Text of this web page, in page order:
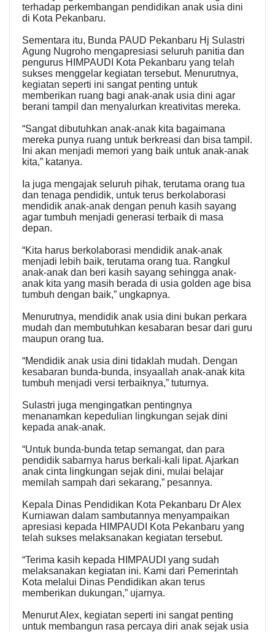
terhadap perkembangan pendidikan anak usia dini
di Kota Pekanbaru.
Sementara itu, Bunda PAUD Pekanbaru Hj Sulastri
Agung Nugroho mengapresiasi seluruh panitia dan
pengurus HIMPAUDI Kota Pekanbaru yang telah
sukses menggelar kegiatan tersebut. Menurutnya,
kegiatan seperti ini sangat penting untuk
memberikan ruang bagi anak-anak usia dini agar
berani tampil dan menyalurkan kreativitas mereka.
“Sangat dibutuhkan anak-anak kita bagaimana
mereka punya ruang untuk berkreasi dan bisa tampil.
Ini akan menjadi memori yang baik untuk anak-anak
kita,” katanya.
Ia juga mengajak seluruh pihak, terutama orang tua
dan tenaga pendidik, untuk terus berkolaborasi
mendidik anak-anak dengan penuh kasih sayang
agar tumbuh menjadi generasi terbaik di masa
depan.
“Kita harus berkolaborasi mendidik anak-anak
menjadi lebih baik, terutama orang tua. Rangkul
anak-anak dan beri kasih sayang sehingga anak-
anak kita yang masih berada di usia golden age bisa
tumbuh dengan baik,” ungkapnya.
Menurutnya, mendidik anak usia dini bukan perkara
mudah dan membutuhkan kesabaran besar dari guru
maupun orang tua.
“Mendidik anak usia dini tidaklah mudah. Dengan
kesabaran bunda-bunda, insyaallah anak-anak kita
tumbuh menjadi versi terbaiknya,” tuturnya.
Sulastri juga mengingatkan pentingnya
menanamkan kepedulian lingkungan sejak dini
kepada anak-anak.
“Untuk bunda-bunda tetap semangat, dan para
pendidik sabarnya harus berkali-kali lipat. Ajarkan
anak cinta lingkungan sejak dini, mulai belajar
memilah sampah dari sekarang,” pesannya.
Kepala Dinas Pendidikan Kota Pekanbaru Dr Alex
Kurniawan dalam sambutannya menyampaikan
apresiasi kepada HIMPAUDI Kota Pekanbaru yang
telah sukses melaksanakan kegiatan tersebut.
“Terima kasih kepada HIMPAUDI yang sudah
melaksanakan kegiatan ini. Kami dari Pemerintah
Kota melalui Dinas Pendidikan akan terus
memberikan dukungan,” ujarnya.
Menurut Alex, kegiatan seperti ini sangat penting
untuk membangun rasa percaya diri anak sejak usia